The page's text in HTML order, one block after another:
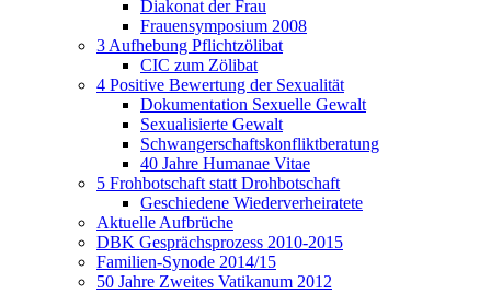
Diakonat der Frau
Frauensymposium 2008
3 Aufhebung Pflichtzölibat
CIC zum Zölibat
4 Positive Bewertung der Sexualität
Dokumentation Sexuelle Gewalt
Sexualisierte Gewalt
Schwangerschaftskonfliktberatung
40 Jahre Humanae Vitae
5 Frohbotschaft statt Drohbotschaft
Geschiedene Wiederverheiratete
Aktuelle Aufbrüche
DBK Gesprächsprozess 2010-2015
Familien-Synode 2014/15
50 Jahre Zweites Vatikanum 2012